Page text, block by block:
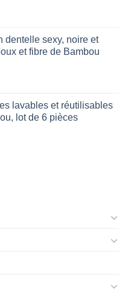
dentelle sexy, noire et
et fibre de Bambou
lavables et réutilisables
lot de 6 pièces